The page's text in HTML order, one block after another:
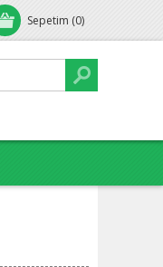
Sepetim (0)